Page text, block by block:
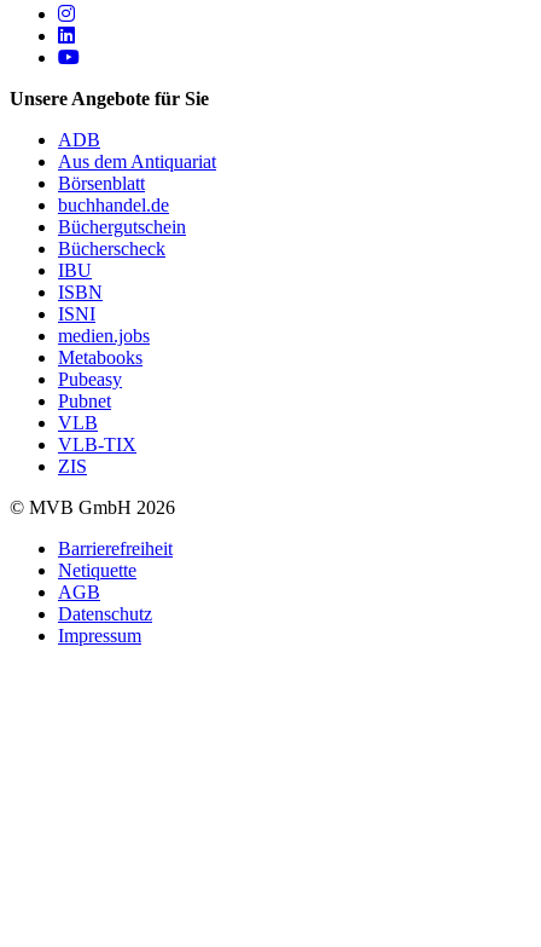
Follow us on https://www.instagram.com/lifeatmvb/
Follow us on https://www.linkedin.com/company/mvbbooks
Follow us on https://www.youtube.com/@mvbbooks
Unsere Angebote für Sie
ADB
Aus dem Antiquariat
Börsenblatt
buchhandel.de
Büchergutschein
Bücherscheck
IBU
ISBN
ISNI
medien.jobs
Metabooks
Pubeasy
Pubnet
VLB
VLB-TIX
ZIS
© MVB GmbH 2026
Barrierefreiheit
Netiquette
AGB
Datenschutz
Impressum